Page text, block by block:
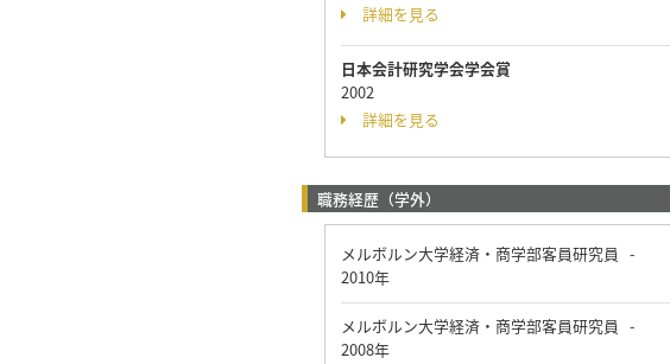
詳細を見る
日本会計研究学会学会賞
2002
詳細を見る
職務経歴（学外）
メルボルン大学経済・商学部客員研究員 -
2010年
メルボルン大学経済・商学部客員研究員 -
2008年